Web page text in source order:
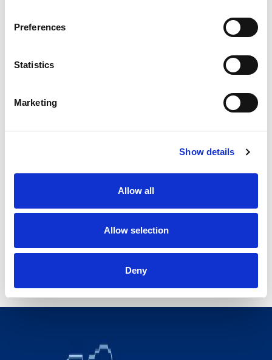
Preferences
Statistics
Marketing
Show details
Allow all
Allow selection
Deny
180 kg
Répétabilité:0.10 mm